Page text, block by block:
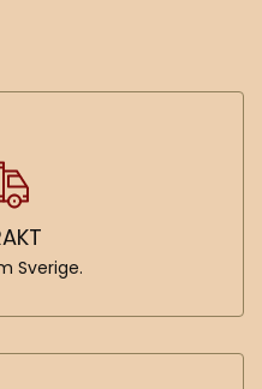
Sverige.